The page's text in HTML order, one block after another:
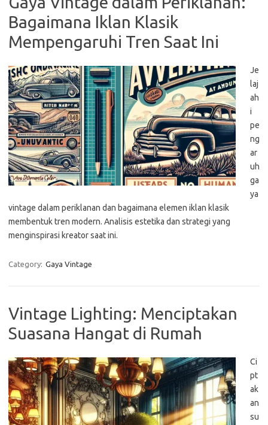
Bagaimana Iklan Klasik
Mempengaruhi Tren Saat Ini
Je
laj
ah
i
pe
ng
ar
uh
ga
ya
vintage dalam periklanan dan bagaimana elemen iklan klasik
membentuk tren modern. Analisis estetika dan strategi yang
menginspirasi kreator saat ini.
Category: Gaya Vintage
Vintage Lighting: Menciptakan
Suasana Hangat di Rumah
Ci
pt
ak
an
su